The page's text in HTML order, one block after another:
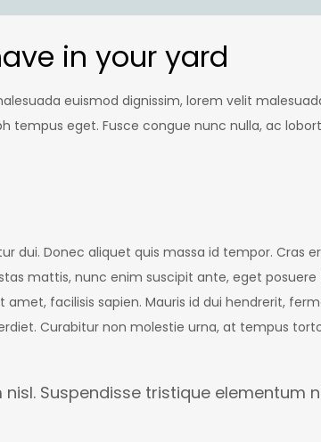
in your yard
euismod dignissim, lorem velit
tempus eget. Fusce congue nunc nulla, ac
Donec aliquet quis massa id tempor. Cras
mattis, nunc enim suscipit ante, eget posuere
facilisis sapien. Mauris id dui hendrerit,
Curabitur non molestie urna, at tempus
Suspendisse tristique elementum